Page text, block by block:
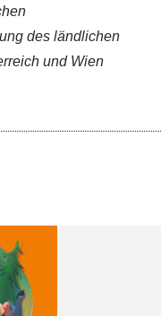
des ländlichen
und Wien